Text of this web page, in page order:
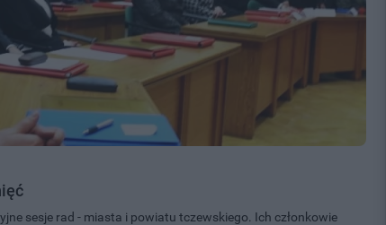
sesje rad - miasta i powiatu tczewskiego. Ich członkowie